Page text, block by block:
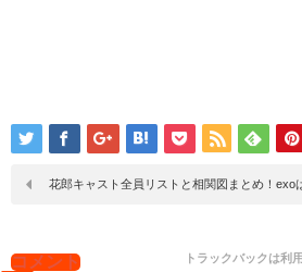
花郎キャスト全員リストと相関図まとめ！exo
コメント トラックバックは利